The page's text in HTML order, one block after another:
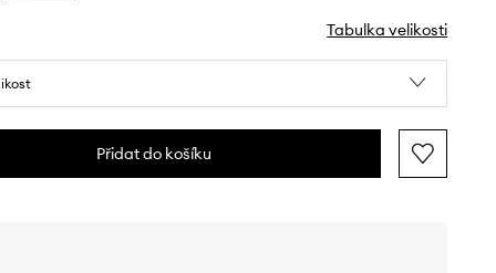
Tabulka velikosti
Přidat do košíku